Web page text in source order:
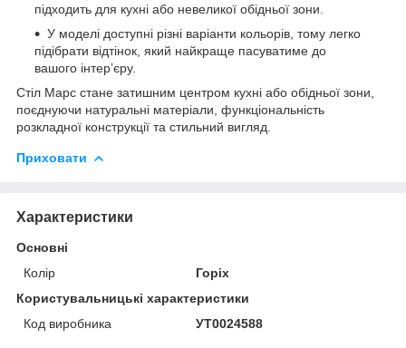
підходить для кухні або невеликої обідньої зони.
У моделі доступні різні варіанти кольорів, тому легко
підібрати відтінок, який найкраще пасуватиме до
вашого інтер’єру.
Стіл Марс стане затишним центром кухні або обідньої зони,
поєднуючи натуральні матеріали, функціональність
розкладної конструкції та стильний вигляд.
Приховати
Характеристики
Основні
Колір
Горіх
Користувальницькі характеристики
Код виробника
УТ0024588